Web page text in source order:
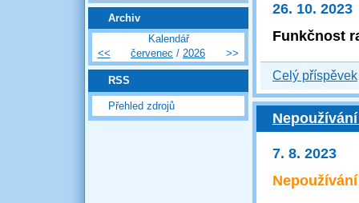
Archiv
Kalendář
<<
červenec / 2026 >>
RSS
Přehled zdrojů
26. 10. 2023
Funkčnost
Celý příspěvek
7. 8. 2023